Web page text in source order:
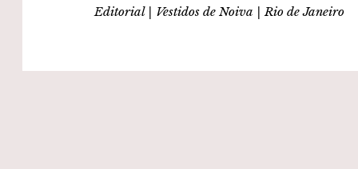
Editorial | Vestidos de Noiva | Rio de Janeiro